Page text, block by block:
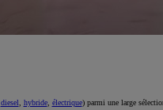
diesel hybride, électrique) parmi une large